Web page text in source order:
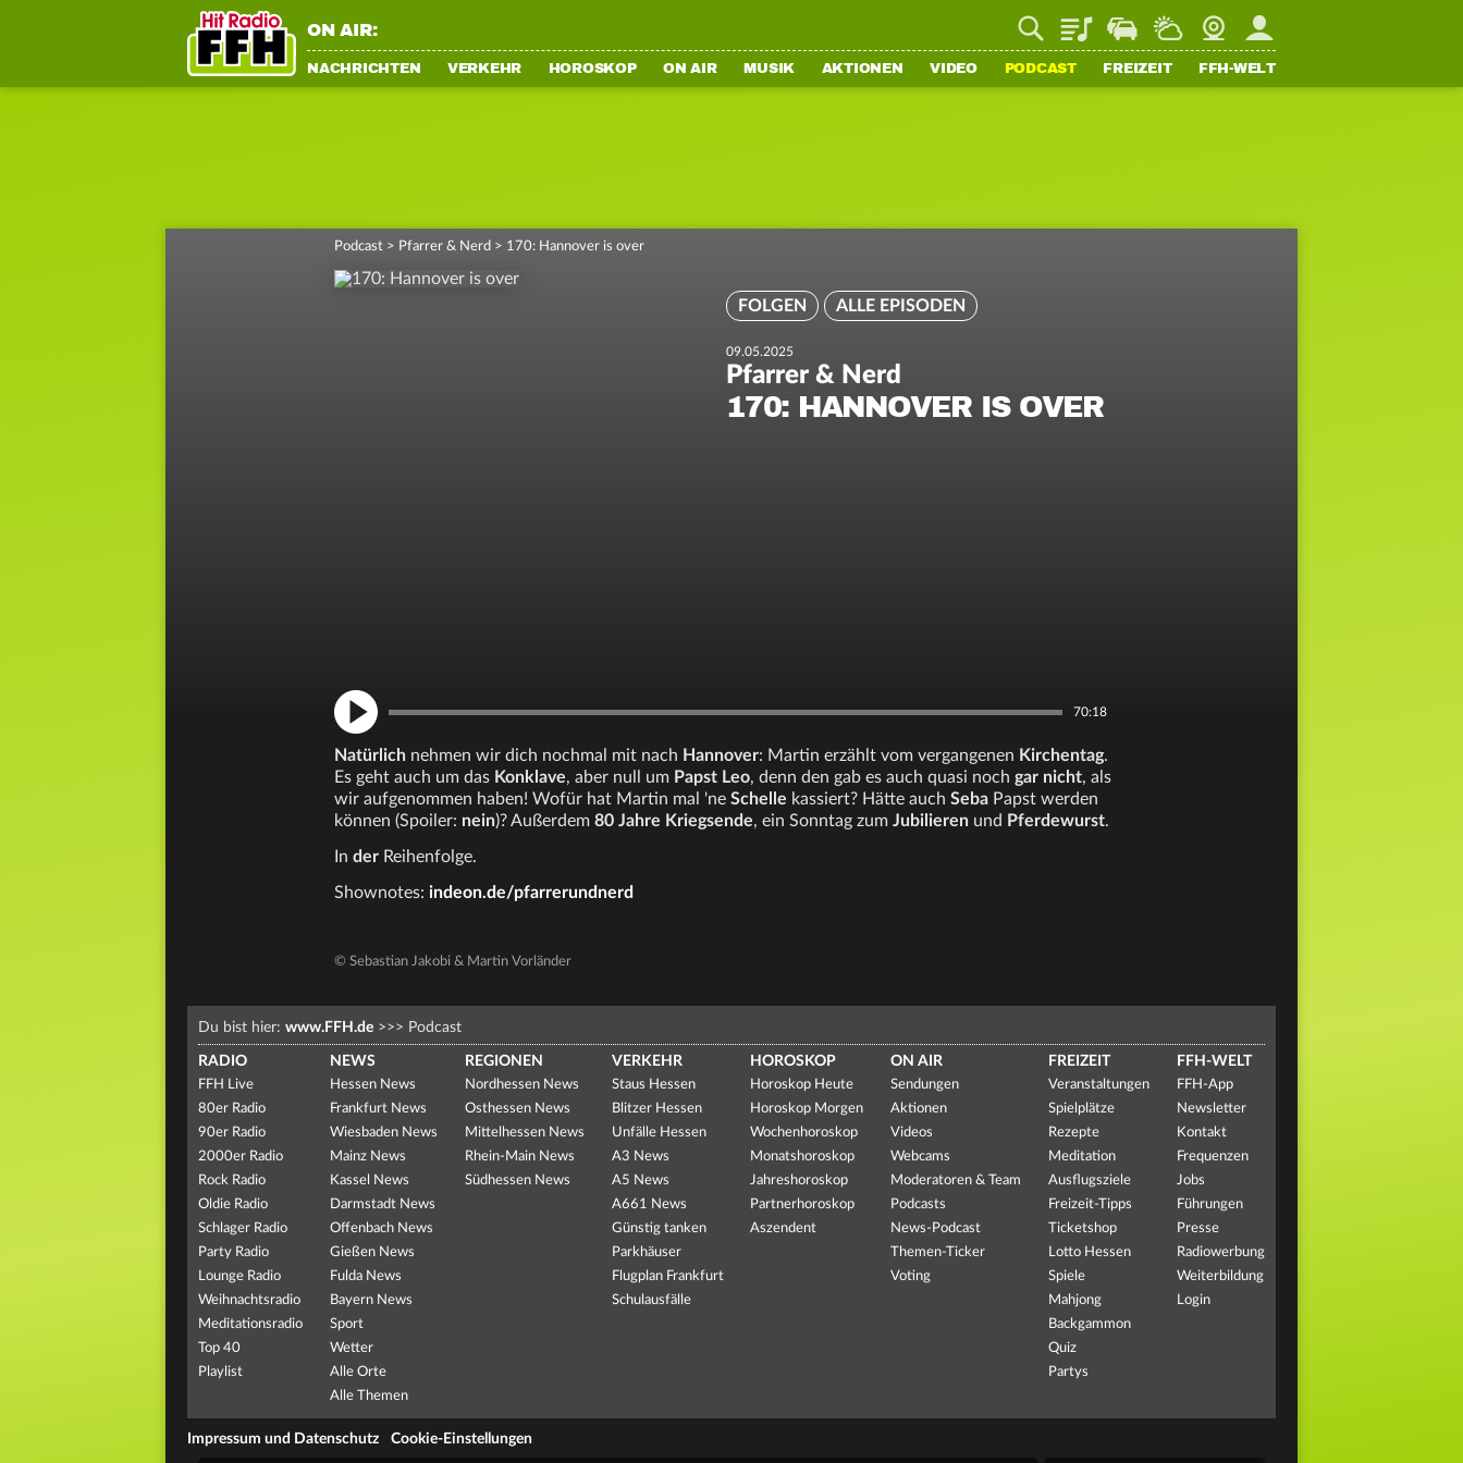
ON AIR: PlaylistStaupilotWetterWebcamMein FFH
NACHRICHTEN VERKEHR HOROSKOP ON AIR MUSIK AKTIONEN VIDEO PODCAST FREIZEIT FFH-WELT
Podcast > Pfarrer & Nerd > 170: Hannover is over
FOLGEN ALLE EPISODEN
09.05.2025
Pfarrer & Nerd
170: HANNOVER IS OVER
70:18
Natürlich nehmen wir dich nochmal mit nach Hannover: Martin erzählt vom vergangenen Kirchentag.
Es geht auch um das Konklave, aber null um Papst Leo, denn den gab es auch quasi noch gar nicht, als
wir aufgenommen haben! Wofür hat Martin mal 'ne Schelle kassiert? Hätte auch Seba Papst werden
können (Spoiler: nein)? Außerdem 80 Jahre Kriegsende, ein Sonntag zum Jubilieren und Pferdewurst.
In der Reihenfolge.
Shownotes: indeon.de/pfarrerundnerd
© Sebastian Jakobi & Martin Vorländer
Du bist hier: www.FFH.de >>> Podcast
RADIO
FFH Live
80er Radio
90er Radio
2000er Radio
Rock Radio
Oldie Radio
Schlager Radio
Party Radio
Lounge Radio
Weihnachtsradio
Meditationsradio
Top 40
Playlist
NEWS
Hessen News
Frankfurt News
Wiesbaden News
Mainz News
Kassel News
Darmstadt News
Offenbach News
Gießen News
Fulda News
Bayern News
Sport
Wetter
Alle Orte
Alle Themen
REGIONEN
Nordhessen News
Osthessen News
Mittelhessen News
Rhein-Main News
Südhessen News
VERKEHR
Staus Hessen
Blitzer Hessen
Unfälle Hessen
A3 News
A5 News
A661 News
Günstig tanken
Parkhäuser
Flugplan Frankfurt
Schulausfälle
HOROSKOP
Horoskop Heute
Horoskop Morgen
Wochenhoroskop
Monatshoroskop
Jahreshoroskop
Partnerhoroskop
Aszendent
ON AIR
Sendungen
Aktionen
Videos
Webcams
Moderatoren & Team
Podcasts
News-Podcast
Themen-Ticker
Voting
FREIZEIT
Veranstaltungen
Spielplätze
Rezepte
Meditation
Ausflugsziele
Freizeit-Tipps
Ticketshop
Lotto Hessen
Spiele
Mahjong
Backgammon
Quiz
Partys
FFH-WELT
FFH-App
Newsletter
Kontakt
Frequenzen
Jobs
Führungen
Presse
Radiowerbung
Weiterbildung
Login
Impressum und Datenschutz Cookie-Einstellungen